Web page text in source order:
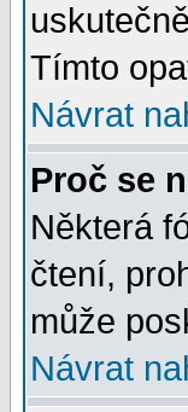
Tímto
Návrat
Proč se
Některá
čtení,
může
Návrat